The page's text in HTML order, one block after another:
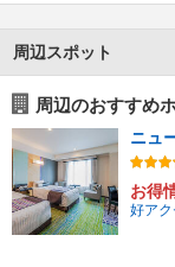
周辺スポット
周辺のおすすめ
ニュ
お得
好アク